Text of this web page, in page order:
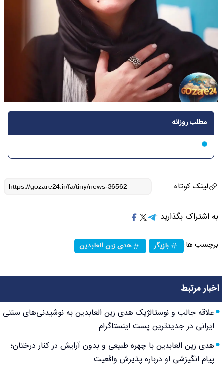
مطلب روزانه
لینک کوتاه
به اشتراک بگذارید :
برچسب ها: بازیگر هدی زین العابدین
اخبار مرتبط
علاقه جالب و نوستالژیک هدی زین العابدین به نوشیدنی‌های سنتی
ایرانی در جدیدترین پست اینستاگرام
هدی زین العابدین با چهره طبیعی و بدون آرایش در کنار درختان؛
پیام انگیزشی او درباره پذیرش واقعیت